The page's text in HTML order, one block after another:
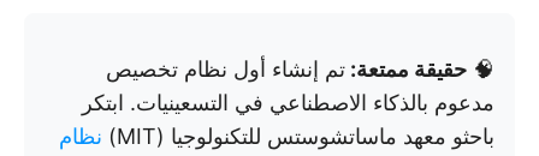
🧠 حقيقة ممتعة: تم إنشاء أول نظام تخصيص
مدعوم بالذكاء الاصطناعي في التسعينيات. ابتكر
باحثو معهد ماساتشوستس للتكنولوجيا (MIT)
نظام